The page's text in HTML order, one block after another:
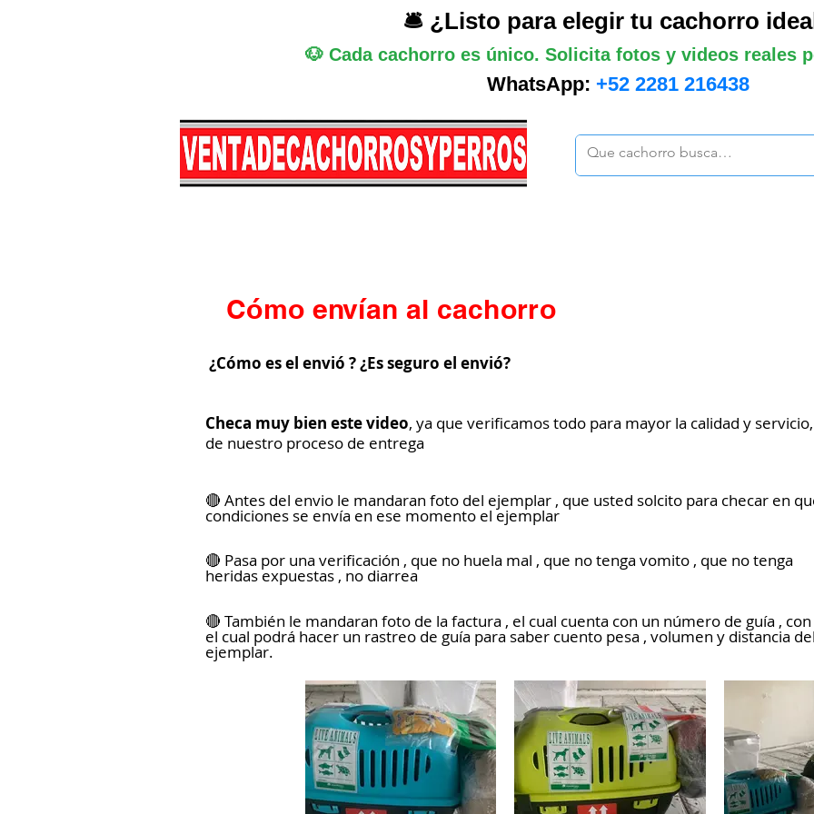
🛎️ ¿Listo para elegir tu cachorro
🐶 Cada cachorro es único. Solicita fotos y videos reales
WhatsApp: +52 2281 216438
Cómo envían al cachorro
¿Cómo es el envió ? ¿Es seguro el envió?
Checa muy bien este video, ya que verificamos todo para mayor la calidad y servicio,
de nuestro proceso de entrega
🔴 Antes del envio le mandaran foto del ejemplar , que usted solcito para checar en
condiciones se envía en ese momento el ejemplar
🔴 Pasa por una verificación , que no huela mal , que no tenga vomito , que no tenga
heridas expuestas , no diarrea
🔴 También le mandaran foto de la factura , el cual cuenta con un número de guía , con
el cual podrá hacer un rastreo de guía para saber cuento pesa , volumen y distancia
ejemplar.